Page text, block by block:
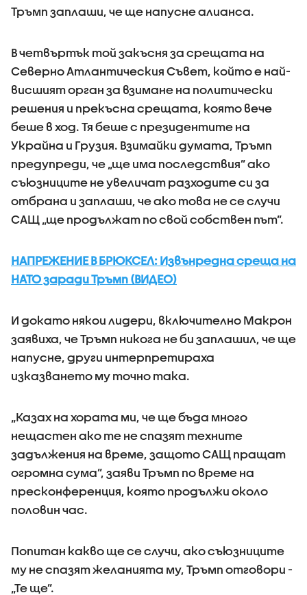
Тръмп заплаши, че ще напусне алианса.
В четвъртък той закъсня за срещата на
Северно Атлантическия Съвет, който е най-
висшият орган за взимане на политически
решения и прекъсна срещата, която вече
беше в ход. Тя беше с президентите на
Украйна и Грузия. Взимайки думата, Тръмп
предупреди, че „ще има последствия” ако
съюзниците не увеличат разходите си за
отбрана и заплаши, че ако това не се случи
САЩ „ще продължат по свой собствен път”.
НАПРЕЖЕНИЕ В БРЮКСЕЛ: Извънредна среща на
НАТО заради Тръмп (ВИДЕО)
И докато някои лидери, включително Макрон
заявиха, че Тръмп никога не би заплашил, че ще
напусне, други интерпретираха
изказването му точно така.
„Казах на хората ми, че ще бъда много
нещастен ако те не спазят техните
задължения на време, защото САЩ пращат
огромна сума”, заяви Тръмп по време на
пресконференция, която продължи около
половин час.
Попитан какво ще се случи, ако съюзниците
му не спазят желанията му, Тръмп отговори -
„Те ще”.